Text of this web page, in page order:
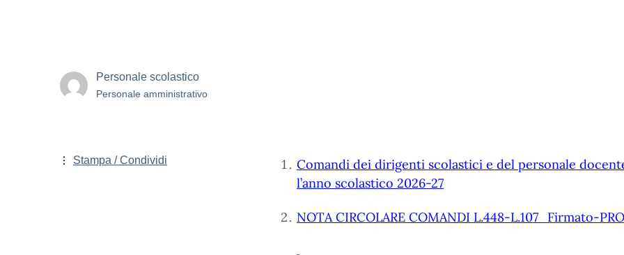
Personale scolastico
Personale amministrativo
Comandi dei dirigenti scolastici e del personale
l’anno scolastico 2026-27
NOTA CIRCOLARE COMANDI L.448-L.107_Firmato-
Stampa / Condividi